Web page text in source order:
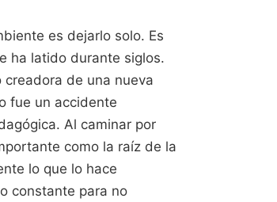
es dejarlo solo. Es
ha latido durante siglos.
de una nueva
fue un accidente
Al caminar por
como la raíz de la
lo que lo hace
constante para no